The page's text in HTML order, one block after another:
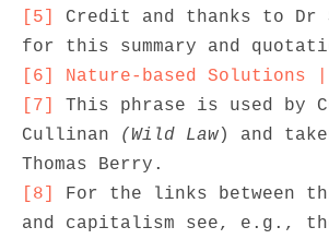
[5]
Credit and thanks to Dr
[6]
Nature-based Solutions |
[7]
This phrase is used by
Cullinan
(Wild Law ) and
[8]
For the links between
and capitalism see, e.g.,